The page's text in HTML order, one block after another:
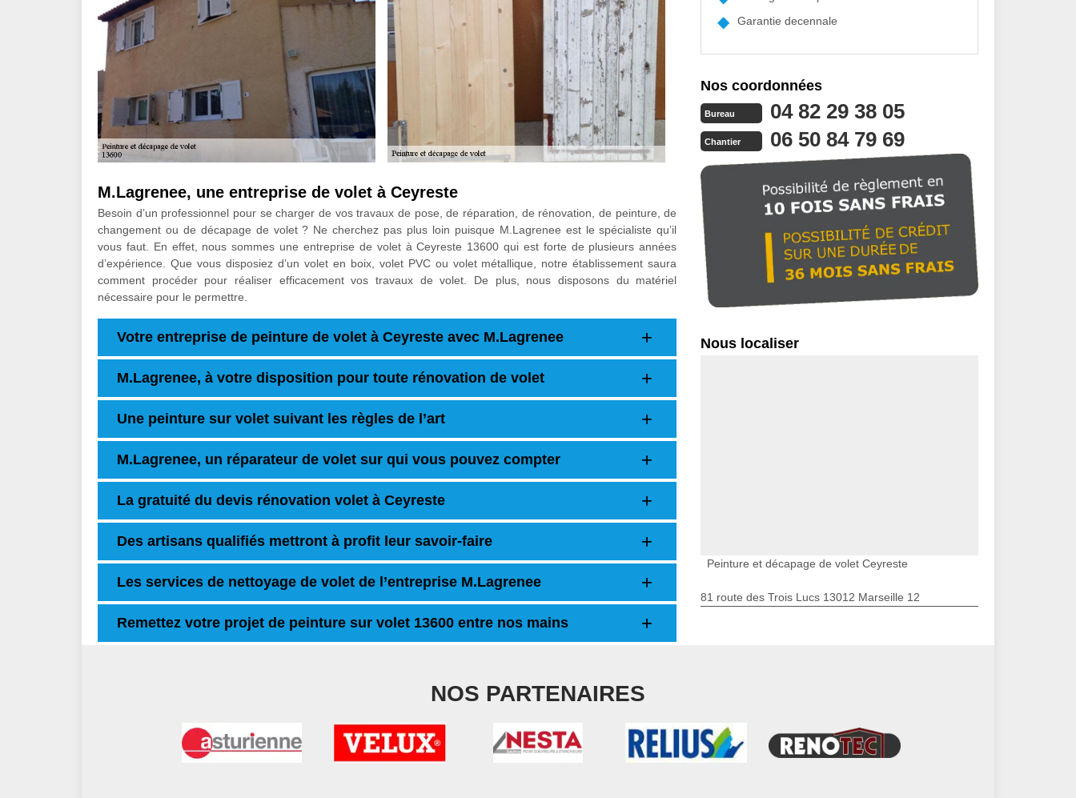
M.Lagrenee, une entreprise de volet à Ceyreste
Besoin d’un professionnel pour se charger de vos travaux de pose, de réparation, de rénovation, de peinture, de
changement ou de décapage de volet ? Ne cherchez pas plus loin puisque M.Lagrenee est le spécialiste qu’il
vous faut. En effet, nous sommes une entreprise de volet à Ceyreste 13600 qui est forte de plusieurs années
d’expérience. Que vous disposiez d’un volet en boix, volet PVC ou volet métallique, notre établissement saura
comment procéder pour réaliser efficacement vos travaux de volet. De plus, nous disposons du matériel
nécessaire pour le permettre.
Votre entreprise de peinture de volet à Ceyreste avec M.Lagrenee
M.Lagrenee, à votre disposition pour toute rénovation de volet
Une peinture sur volet suivant les règles de l’art
M.Lagrenee, un réparateur de volet sur qui vous pouvez compter
La gratuité du devis rénovation volet à Ceyreste
Des artisans qualifiés mettront à profit leur savoir-faire
Les services de nettoyage de volet de l’entreprise M.Lagrenee
Remettez votre projet de peinture sur volet 13600 entre nos mains
Garantie decennale
Nos coordonnées
Bureau 04 82 29 38 05
Chantier 06 50 84 79 69
Nous localiser
Peinture et décapage de volet Ceyreste
81 route des Trois Lucs 13012 Marseille 12
NOS PARTENAIRES